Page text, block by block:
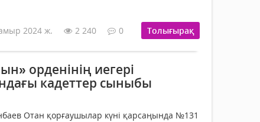
2024 ж. 2 240 0 Толығырақ
орденінің иегері
кадеттер сыныбы
Отан қорғаушылар күні қарсаңында №131